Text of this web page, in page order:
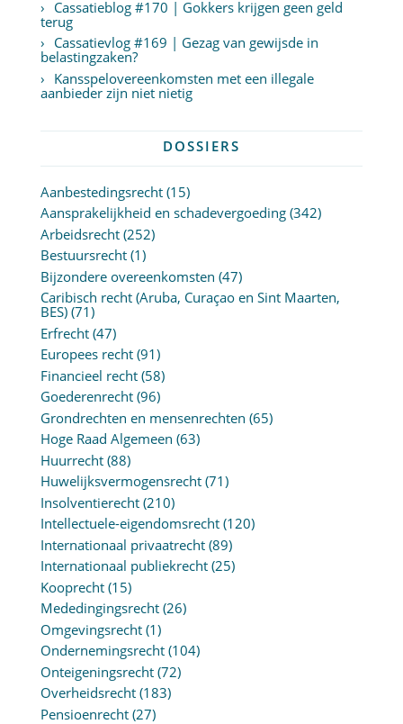
Cassatieblog #170 | Gokkers krijgen geen geld
terug
Cassatievlog #169 | Gezag van gewijsde in
belastingzaken?
Kansspelovereenkomsten met een illegale
aanbieder zijn niet nietig
DOSSIERS
Aanbestedingsrecht(15)
Aansprakelijkheid en schadevergoeding(342)
Arbeidsrecht(252)
Bestuursrecht(1)
Bijzondere overeenkomsten (47)
Caribisch recht (Aruba, Curaçao en Sint Maarten,
BES)(71)
Erfrecht(47)
Europees recht(91)
Financieel recht(58)
Goederenrecht(96)
Grondrechten en mensenrechten (65)
Hoge Raad Algemeen (63)
Huurrecht(88)
Huwelijksvermogensrecht(71)
Insolventierecht(210)
Intellectuele-eigendomsrecht(120)
Internationaal privaatrecht(89)
Internationaal publiekrecht(25)
Kooprecht(15)
Mededingingsrecht(26)
Omgevingsrecht(1)
Ondernemingsrecht(104)
Onteigeningsrecht(72)
Overheidsrecht(183)
Pensioenrecht(27)